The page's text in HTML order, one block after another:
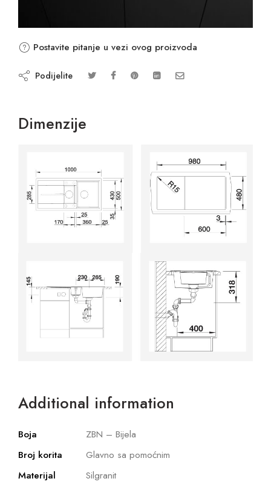
Postavite pitanje u vezi ovog proizvoda
Podijelite
Dimenzije
Additional information
Boja
ZBN – Bijela
Broj korita
Glavno sa pomoćnim
Materijal
Silgranit